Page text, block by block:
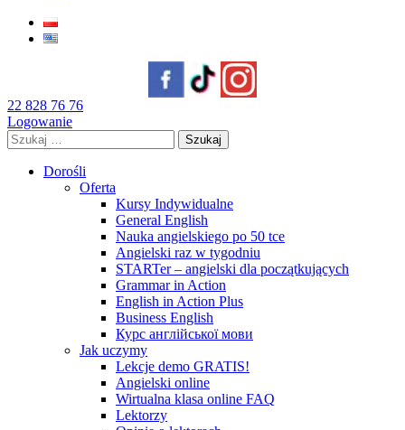
22 828 76 76
Logowanie
Szukaj:
Dorośli
Oferta
Kursy Indywidualne
General English
Nauka angielskiego po 50 tce
Angielski raz w tygodniu
STARTer – angielski dla początkujących
Grammar in Action
English in Action Plus
Business English
Курс англійської мови
Jak uczymy
Lekcje demo GRATIS!
Angielski online
Wirtualna klasa online FAQ
Lektorzy